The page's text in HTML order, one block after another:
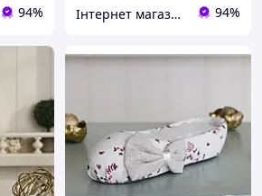
94% Інтернет магазин Mobizoo 94%